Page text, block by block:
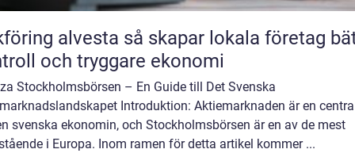
så skapar lokala företag bättre
och tryggare ekonomi
Stockholmsbörsen – En Guide till Det Svenska
Introduktion: Aktiemarknaden är en
svenska ekonomin, och Stockholmsbörsen är en av de mest
i Europa. Inom ramen för detta artikel kommer ...